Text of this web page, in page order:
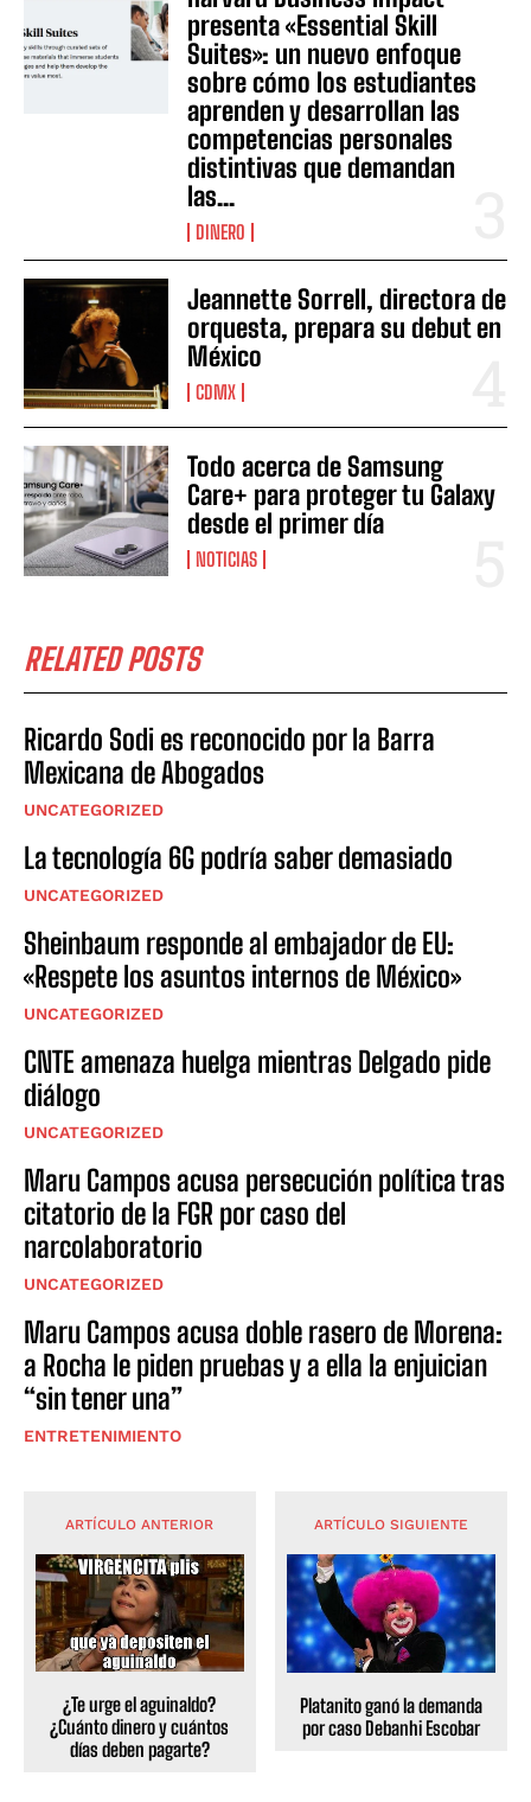
presenta «Essential Skill
Suites»: un nuevo enfoque
sobre cómo los estudiantes
aprenden y desarrollan las
competencias personales
distintivas que demandan
las...
DINERO
Jeannette Sorrell, directora de
orquesta, prepara su debut en
México
CDMX
Todo acerca de Samsung
Care+ para proteger tu Galaxy
desde el primer día
NOTICIAS
RELATED POSTS
Ricardo Sodi es reconocido por la Barra
Mexicana de Abogados
UNCATEGORIZED
La tecnología 6G podría saber demasiado
UNCATEGORIZED
Sheinbaum responde al embajador de EU:
«Respete los asuntos internos de México»
UNCATEGORIZED
CNTE amenaza huelga mientras Delgado pide
diálogo
UNCATEGORIZED
Maru Campos acusa persecución política tras
citatorio de la FGR por caso del
narcolaboratorio
UNCATEGORIZED
Maru Campos acusa doble rasero de Morena:
a Rocha le piden pruebas y a ella la enjuician
“sin tener una”
ENTRETENIMIENTO
ARTÍCULO ANTERIOR
¿Te urge el aguinaldo?
¿Cuánto dinero y cuántos
días deben pagarte?
ARTÍCULO SIGUIENTE
Platanito ganó la demanda
por caso Debanhi Escobar